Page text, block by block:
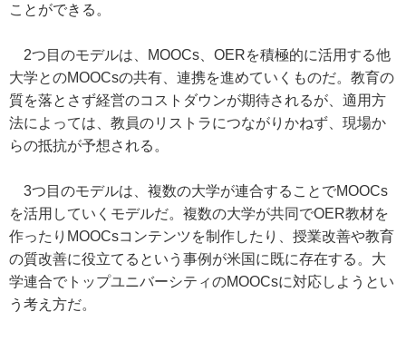
ことができる。
2つ目のモデルは、MOOCs、OERを積極的に活用する他
大学とのMOOCsの共有、連携を進めていくものだ。教育の
質を落とさず経営のコストダウンが期待されるが、適用方
法によっては、教員のリストラにつながりかねず、現場か
らの抵抗が予想される。
3つ目のモデルは、複数の大学が連合することでMOOCs
を活用していくモデルだ。複数の大学が共同でOER教材を
作ったりMOOCsコンテンツを制作したり、授業改善や教育
の質改善に役立てるという事例が米国に既に存在する。大
学連合でトップユニバーシティのMOOCsに対応しようとい
う考え方だ。